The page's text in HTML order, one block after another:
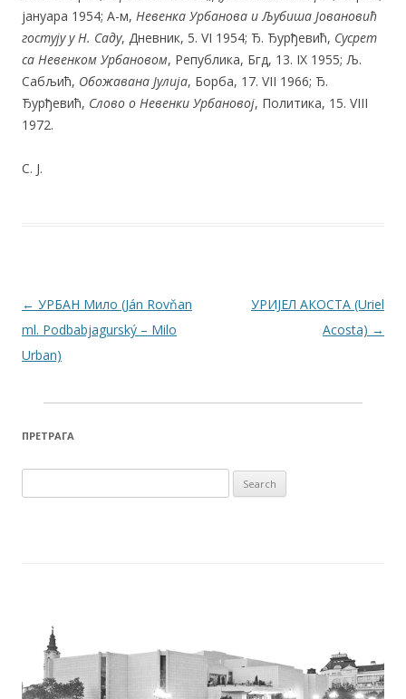
јануара 1954; А-м, Невенка Урбанова и Љубиша Јовановић
гостују у Н. Саду, Дневник, 5. VI 1954; Ђ. Ђурђевић, Сусрет
са Невенком Урбановом, Република, Бгд, 13. IX 1955; Љ.
Сабљић, Обожавана Јулија, Борба, 17. VII 1966; Ђ.
Ђурђевић, Слово о Невенки Урбановој, Политика, 15. VIII
1972.
С. Ј.
Post navigation
← УРБАН Мило (Ján Rovňan
ml. Podbabjagurský – Milo
Urban)
УРИЈЕЛ АКОСТА (Uriel
Acosta) →
ПРЕТРАГА